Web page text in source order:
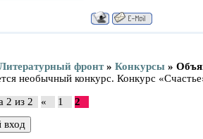
фронт » Конкурсы »
необычный конкурс. Конкурс
2 из 2 « 1 2